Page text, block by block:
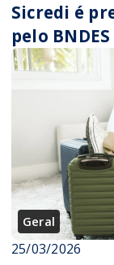
Sicredi é
pelo BNDES
Geral
25/03/2026